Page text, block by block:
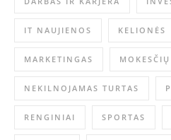
IT NAUJIENOS KELIONĖS
MARKETINGAS
NEKILNOJAMAS TURTAS
RENGINIAI SPORTAS